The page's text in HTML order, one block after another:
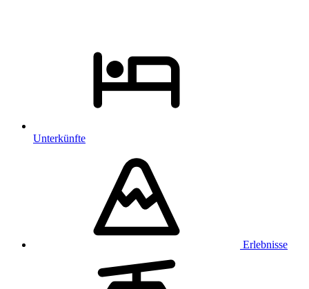
Unterkünfte
Erlebnisse